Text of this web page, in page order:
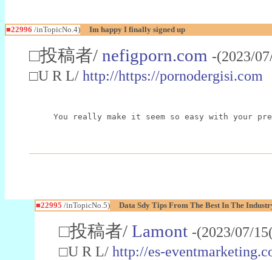
■22996 /inTopicNo.4) Im happy I finally signed up
□投稿者/ nefigporn.com -(2023/
□U R L/ http://https://pornodergisi.com
You really make it seem so easy with your
■22995 /inTopicNo.5) Data Sdy Tips From The Best In The
□投稿者/ Lamont -(2023/07/
□U R L/ http://es-